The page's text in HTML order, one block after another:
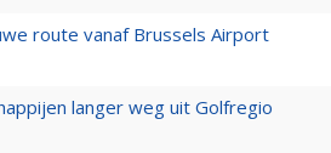
route vanaf Brussels Airport
langer weg uit Golfregio